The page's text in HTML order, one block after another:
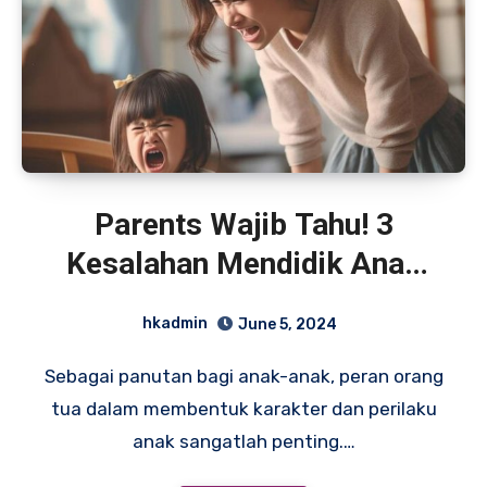
Parents Wajib Tahu! 3
Kesalahan Mendidik Anak
hkadmin June 5, 2024
Sebagai panutan bagi anak-anak, peran orang
tua dalam membentuk karakter dan perilaku
anak sangatlah penting.…